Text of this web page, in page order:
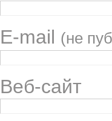
E-mail (не
Веб-сайт